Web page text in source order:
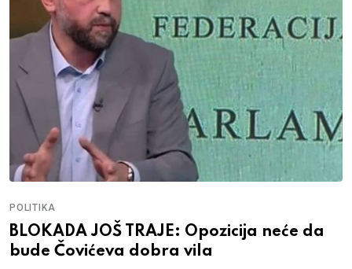
POLITIKA
BLOKADA JOŠ TRAJE: Opozicija neće da
bude Čovićeva dobra vila